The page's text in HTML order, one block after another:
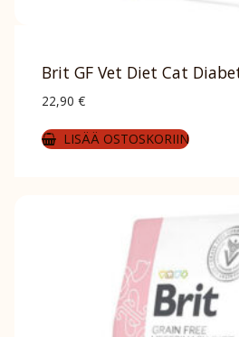
Brit GF Vet Diet Cat
22,90 €
LISÄÄ OSTOSKORIIN